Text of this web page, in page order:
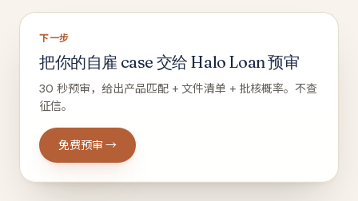
下一步
把你的自雇 case 交给 Halo Loan 预审
30 秒预审，给出产品匹配 + 文件清单 + 批核概率。不查
征信。
免费预审 →